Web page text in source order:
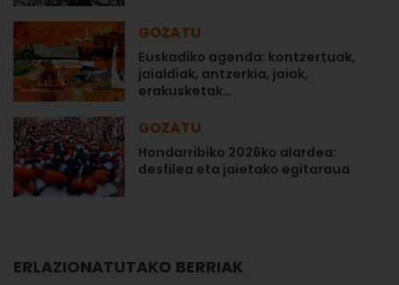
GOZATU
Euskadiko agenda: kontzertuak,
jaialdiak, antzerkia, jaiak,
erakusketak…
GOZATU
Hondarribiko 2026ko alardea:
desfilea eta jaietako egitaraua
ERLAZIONATUTAKO BERRIAK